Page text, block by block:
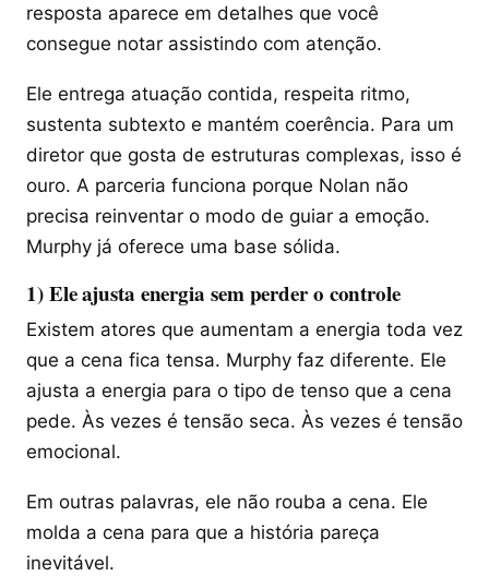
resposta aparece em detalhes que você
consegue notar assistindo com atenção.
Ele entrega atuação contida, respeita ritmo,
sustenta subtexto e mantém coerência. Para um
diretor que gosta de estruturas complexas, isso é
ouro. A parceria funciona porque Nolan não
precisa reinventar o modo de guiar a emoção.
Murphy já oferece uma base sólida.
1) Ele ajusta energia sem perder o controle
Existem atores que aumentam a energia toda vez
que a cena fica tensa. Murphy faz diferente. Ele
ajusta a energia para o tipo de tenso que a cena
pede. Às vezes é tensão seca. Às vezes é tensão
emocional.
Em outras palavras, ele não rouba a cena. Ele
molda a cena para que a história pareça
inevitável.